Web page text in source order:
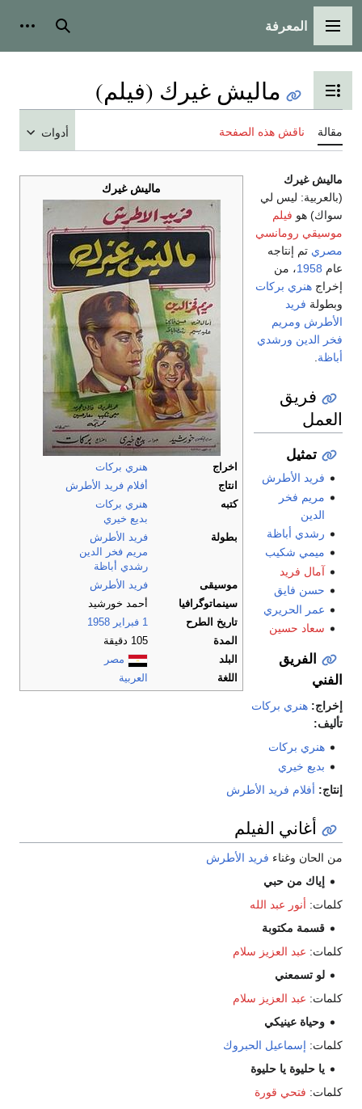
القائمة الرئيسية
المعرفة بحث
تبديل عرض جدول المحتويات
ماليش غيرك (فيلم)
مقالة ناقش هذه الصفحة أدوات
ماليش غيرك
اخراج
هنري بركات
انتاج
أفلام فريد الأطرش
كتبه
هنري بركات
بديع خيري
بطولة
فريد الأطرش
مريم فخر الدين
رشدي أباظة
موسيقى
فريد الأطرش
سينماتوگرافيا
أحمد خورشيد
تاريخ الطرح
1 فبراير
1958
المدة
105 دقيقة
البلد
مصر
اللغة
العربية
ماليش غيرك
(بالعربية: ليس لي
سواك) هو فيلم
موسيقي رومانسي
مصري تم إنتاجه
عام 1958، من
إخراج هنري بركات
وبطولة فريد
الأطرش ومريم
فخر الدين ورشدي
أباظة
فريق
العمل
تمثيل
فريد الأطرش
مريم فخر
الدين
رشدي أباظة
ميمي شكيب
آمال فريد
حسن فايق
عمر الحريري
سعاد حسين
الفريق
الفني
إخراج: هنري بركات
تأليف:
هنري بركات
بديع خيري
إنتاج: أفلام فريد الأطرش
أغاني الفيلم
من الحان وغناء فريد الأطرش
إياك من حبي
كلمات: أنور عبد الله
قسمة مكتوبة
كلمات: عبد العزيز سلام
لو تسمعني
كلمات: عبد العزيز سلام
وحياة عينيكي
كلمات: إسماعيل الحبروك
يا حليوة يا حليوة
كلمات: فتحي قورة